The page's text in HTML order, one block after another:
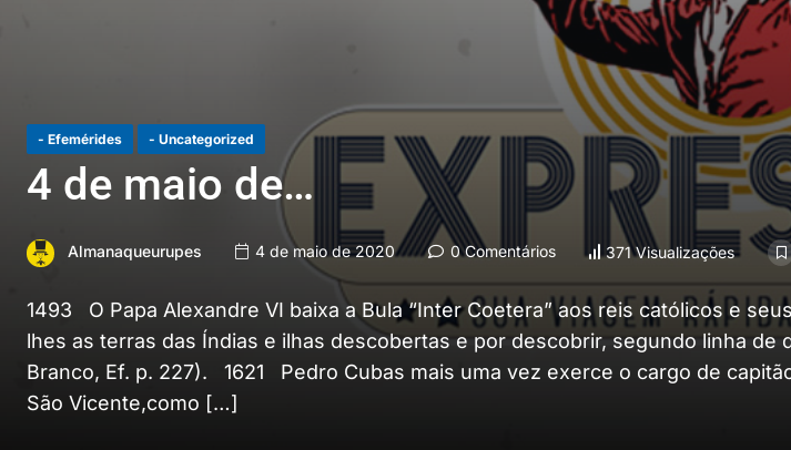
- Efemérides - Uncategorized
4 de maio de…
Almanaqueurupes 4 de maio de 2020 0 Comentários 371 Visualizações
1493 O Papa Alexandre VI baixa a Bula “Inter Coetera” aos reis católicos e
lhes as terras das Índias e ilhas descobertas e por descobrir, segundo linha de
Branco, Ef. p. 227). 1621 Pedro Cubas mais uma vez exerce o cargo de
São Vicente,como […]